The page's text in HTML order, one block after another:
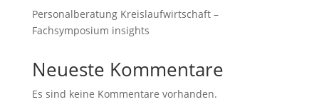
Personalberatung Kreislaufwirtschaft –
Fachsymposium insights
Neueste Kommentare
Es sind keine Kommentare vorhanden.